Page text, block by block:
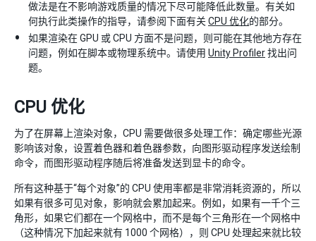
做法是在不影响游戏质量的情况下尽可能降低此数量。有关如
何执行此类操作的指导，请参阅下面有关 CPU 优化的部分。
如果渲染在 GPU 或 CPU 方面不是问题，则可能在其他地方存在
问题，例如在脚本或物理系统中。请使用 Unity Profiler找出问
题。
CPU 优化
为了在屏幕上渲染对象，CPU 需要做很多处理工作：确定哪些光源
影响该对象，设置着色器和着色器参数，向图形驱动程序发送绘制
命令，而图形驱动程序随后将准备发送到显卡的命令。
所有这种基于“每个对象”的 CPU 使用率都是非常消耗资源的，所以
如果有很多可见对象，影响就会累加起来。例如，如果有一千个三
角形，如果它们都在一个网格中，而不是每个三角形在一个网格中
（这种情况下加起来就有 1000 个网格），则 CPU 处理起来就比较